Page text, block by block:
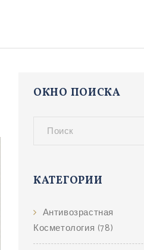
ОКНО ПОИСКА
КАТЕГОРИИ
Антивозрастная
Косметология (78)